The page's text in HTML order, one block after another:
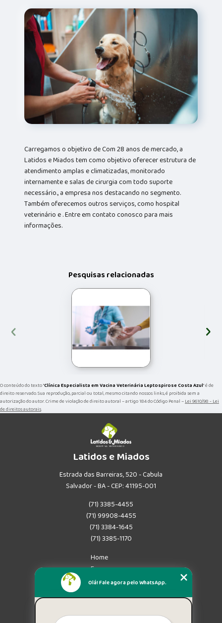
Carregamos o objetivo de Com 28 anos de mercado, a
Latidos e Miados tem como objetivo oferecer estrutura de
atendimento amplas e climatizadas, monitorado
internamente e salas de cirurgia com todo suporte
necessário., a empresa nos destacando no segmento.
Também oferecemos outros serviços, como hospital
veterinário e . Entre em contato conosco para mais
informações.
Pesquisas relacionadas
‹ ›
O conteúdo do texto "Clínica Especialista em Vacina Veterinária Leptospirose Costa Azul" é de
direito reservado. Sua reprodução, parcial ou total, mesmo citando nossos links, é proibida sem a
autorização do autor. Crime de violação de direito autoral – artigo 184 do Código Penal –Lei 9610/98 - Lei
de direitos autorais.
Latidos e Miados
Estrada das Barreiras, 520 - Cabula
Salvador - BA - CEP: 41195-001
(71) 3385-4455
(71) 99908-4455
(71) 3384-1645
(71) 3385-1170
Home
Empresa
Missão
Mapa do site
Olá! Fale agora pelo WhatsApp.